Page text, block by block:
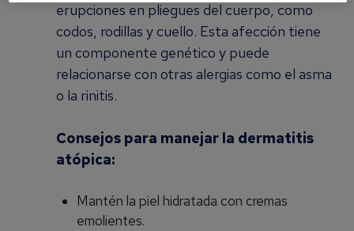
erupciones en pliegues del cuerpo, como
codos, rodillas y cuello. Esta afección tiene
un componente genético y puede
relacionarse con otras alergias como el asma
o la rinitis.
Consejos para manejar la dermatitis
atópica:
Mantén la piel hidratada con cremas
emolientes.